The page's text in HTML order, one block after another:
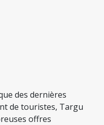
des dernières
de touristes, Targu
offres